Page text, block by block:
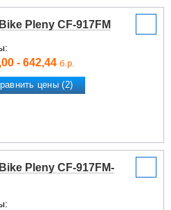
Pleny CF-917FM
- 642,44 б.р.
цены (2)
Pleny CF-917FM-